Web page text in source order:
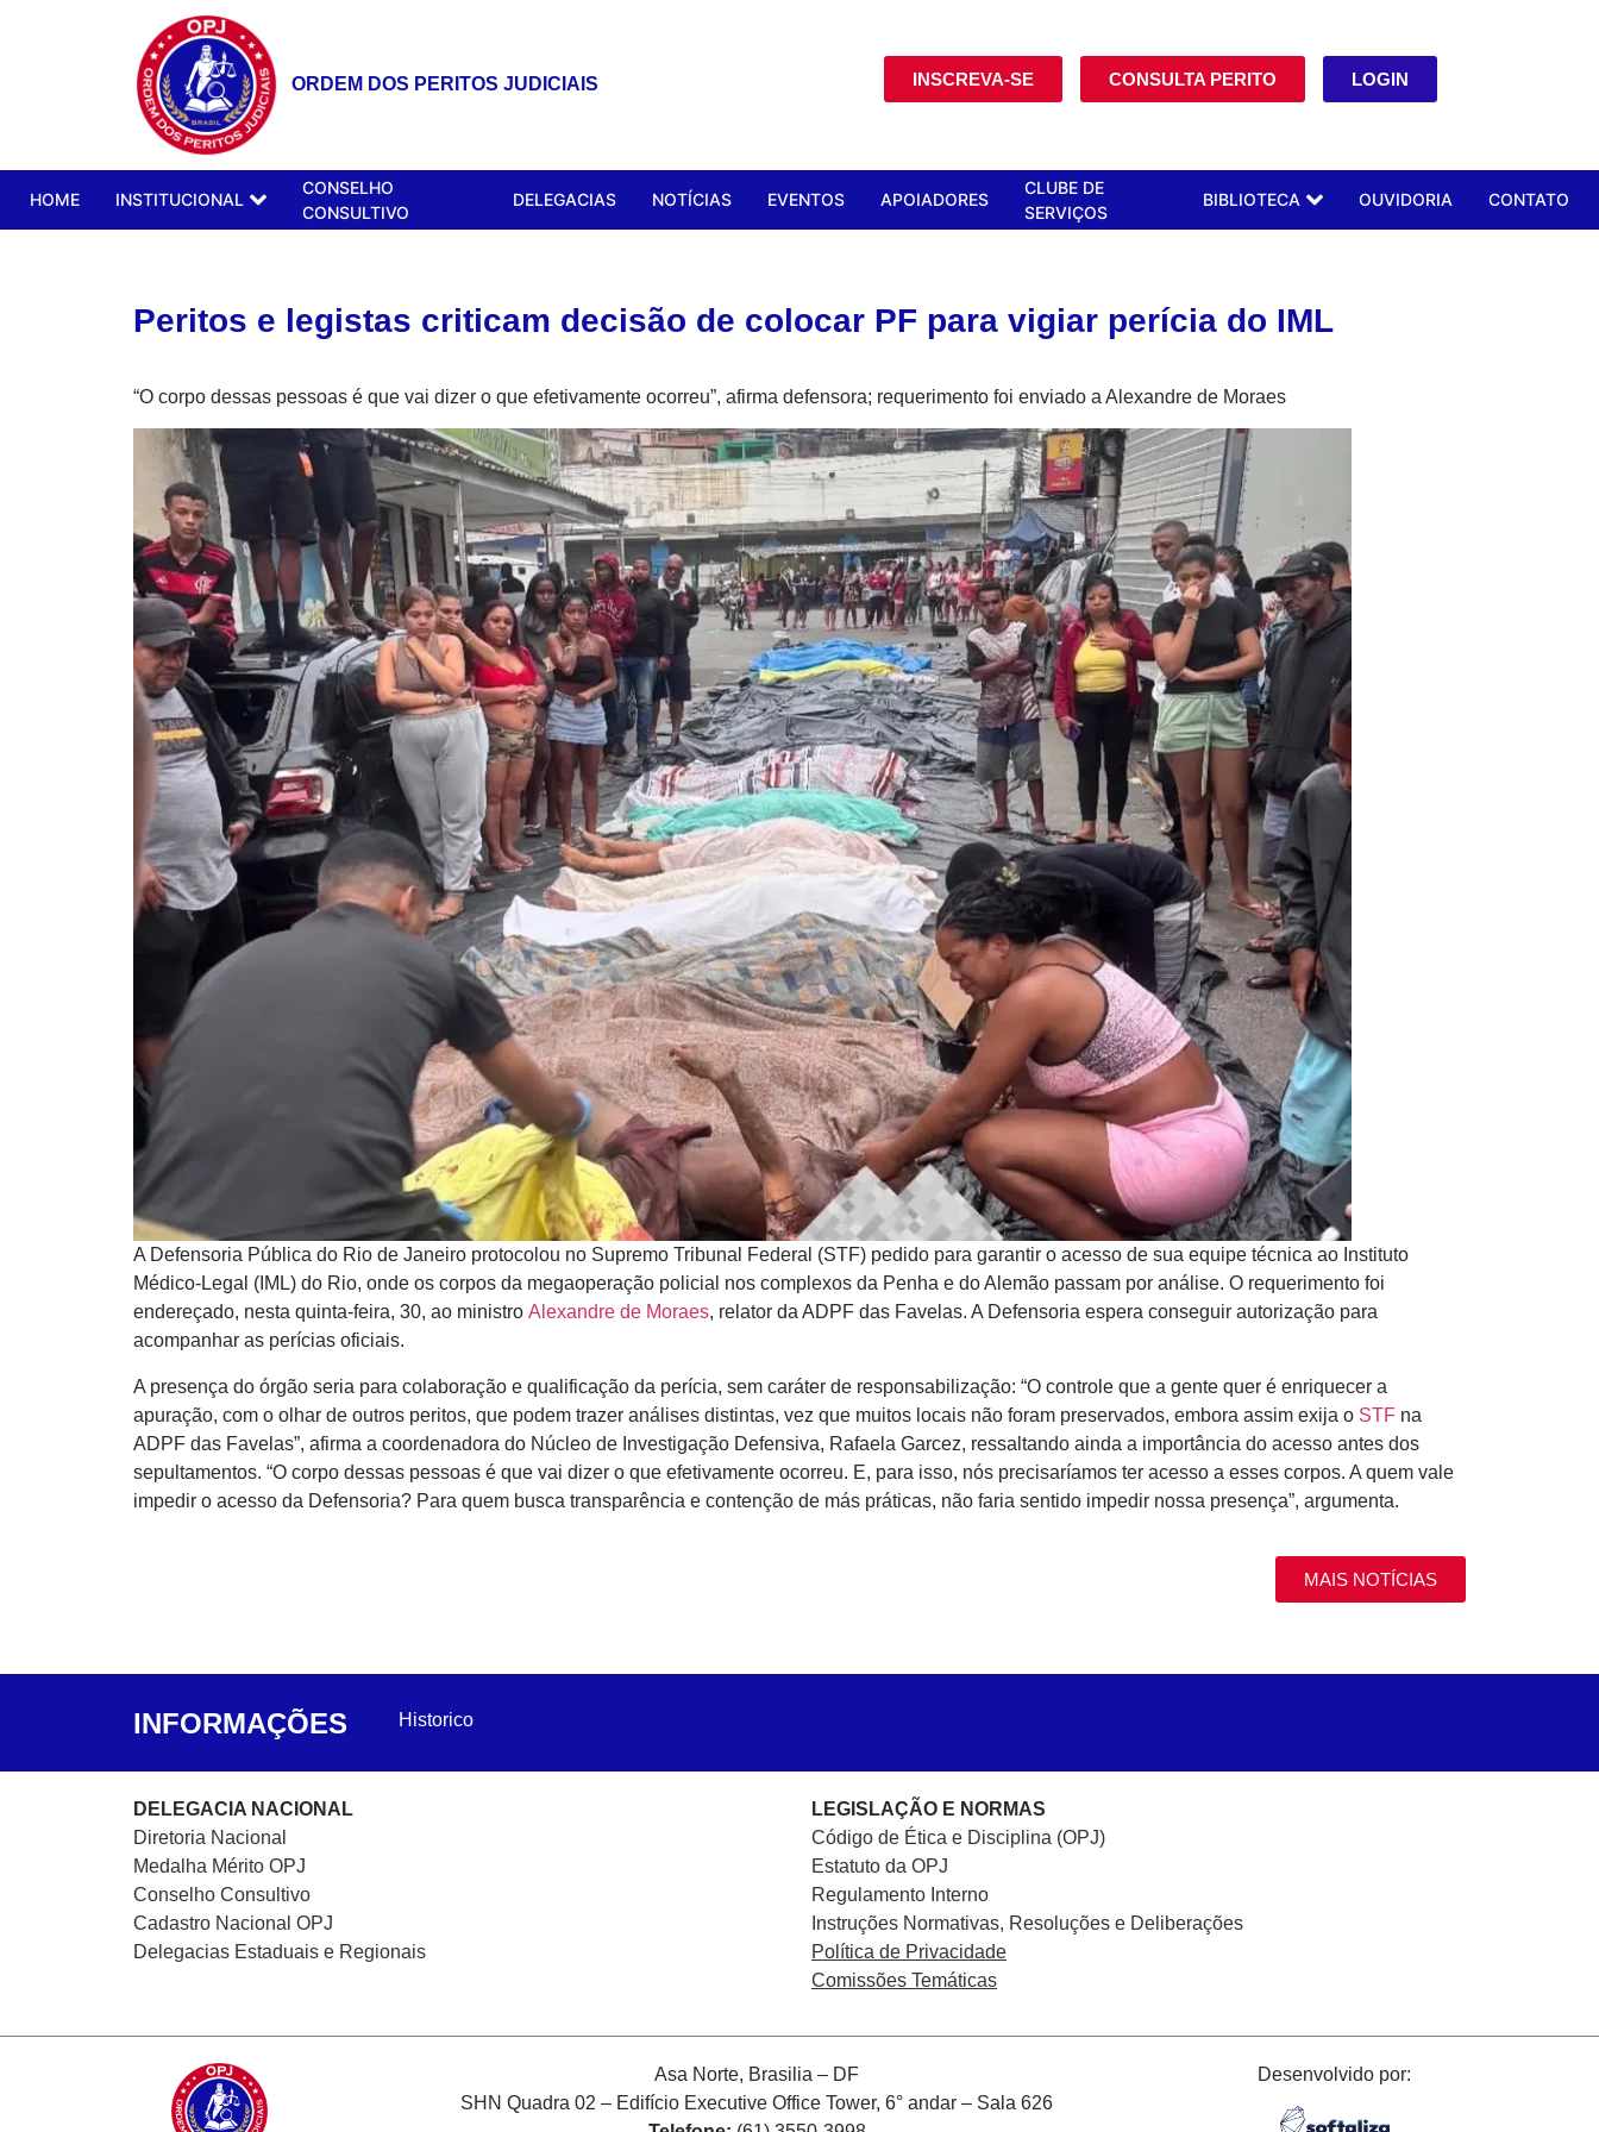
ORDEM DOS PERITOS JUDICIAIS INSCREVA-SE CONSULTA PERITO LOGIN
HOME INSTITUCIONAL
CONSELHO
CONSULTIVO
DELEGACIAS NOTÍCIAS EVENTOS APOIADORES
CLUBE DE
SERVIÇOS
BIBLIOTECA OUVIDORIA CONTATO
Peritos e legistas criticam decisão de colocar PF para vigiar perícia do IML
“O corpo dessas pessoas é que vai dizer o que efetivamente ocorreu”, afirma defensora; requerimento foi enviado a Alexandre de Moraes
A Defensoria Pública do Rio de Janeiro protocolou no Supremo Tribunal Federal (STF) pedido para garantir o acesso de sua equipe técnica ao Instituto
Médico-Legal (IML) do Rio, onde os corpos da megaoperação policial nos complexos da Penha e do Alemão passam por análise. O requerimento foi
endereçado, nesta quinta-feira, 30, ao ministro Alexandre de Moraes, relator da ADPF das Favelas. A Defensoria espera conseguir autorização para
acompanhar as perícias oficiais.
A presença do órgão seria para colaboração e qualificação da perícia, sem caráter de responsabilização: “O controle que a gente quer é enriquecer a
apuração, com o olhar de outros peritos, que podem trazer análises distintas, vez que muitos locais não foram preservados, embora assim exija o STF na
ADPF das Favelas”, afirma a coordenadora do Núcleo de Investigação Defensiva, Rafaela Garcez, ressaltando ainda a importância do acesso antes dos
sepultamentos. “O corpo dessas pessoas é que vai dizer o que efetivamente ocorreu. E, para isso, nós precisaríamos ter acesso a esses corpos. A quem vale
impedir o acesso da Defensoria? Para quem busca transparência e contenção de más práticas, não faria sentido impedir nossa presença”, argumenta.
MAIS NOTÍCIAS
INFORMAÇÕES Historico
DELEGACIA NACIONAL
Diretoria Nacional
Medalha Mérito OPJ
Conselho Consultivo
Cadastro Nacional OPJ
Delegacias Estaduais e Regionais
LEGISLAÇÃO E NORMAS
Código de Ética e Disciplina (OPJ)
Estatuto da OPJ
Regulamento Interno
Instruções Normativas, Resoluções e Deliberações
Política de Privacidade
Comissões Temáticas
Asa Norte, Brasilia – DF
SHN Quadra 02 – Edifício Executive Office Tower, 6° andar – Sala 626
Desenvolvido por: